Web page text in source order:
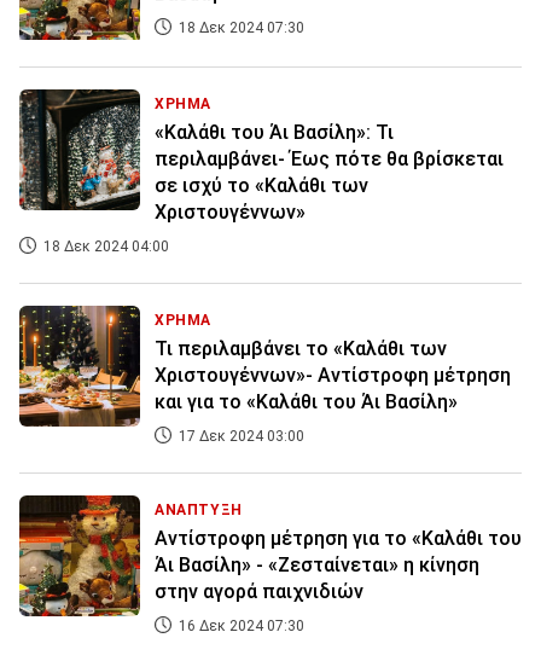
18 Δεκ 2024 07:30
ΧΡΗΜΑ
«Καλάθι του Άι Βασίλη»: Τι
περιλαμβάνει- Έως πότε θα βρίσκεται
σε ισχύ το «Καλάθι των
Χριστουγέννων»
18 Δεκ 2024 04:00
ΧΡΗΜΑ
Τι περιλαμβάνει το «Καλάθι των
Χριστουγέννων»- Αντίστροφη μέτρηση
και για το «Καλάθι του Άι Βασίλη»
17 Δεκ 2024 03:00
ΑΝΑΠΤΥΞΗ
Αντίστροφη μέτρηση για το «Καλάθι του
Άι Βασίλη» - «Ζεσταίνεται» η κίνηση
στην αγορά παιχνιδιών
16 Δεκ 2024 07:30